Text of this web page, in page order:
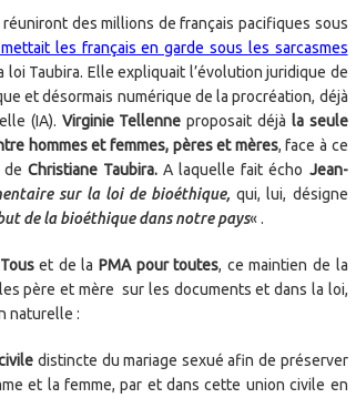
des millions de français pacifiques sous
les français en garde sous les sarcasmes
loi Taubira. Elle expliquait l’évolution juridique de
et désormais numérique de la procréation, déjà
(IA). Virginie Tellenne proposait déjà la seule
hommes et femmes, pères et mères, face à ce
deChristiane Taubira.A laquelle fait écho Jean-
sur la loi de bioéthique,qui, lui, désigne
de la bioéthique dans notre pays« .
et de la PMA pour toutes, ce maintien de la
père et mère sur les documents et dans la loi,
naturelle :
distincte du mariage sexué afin de préserver
et la femme, par et dans cette union civile en